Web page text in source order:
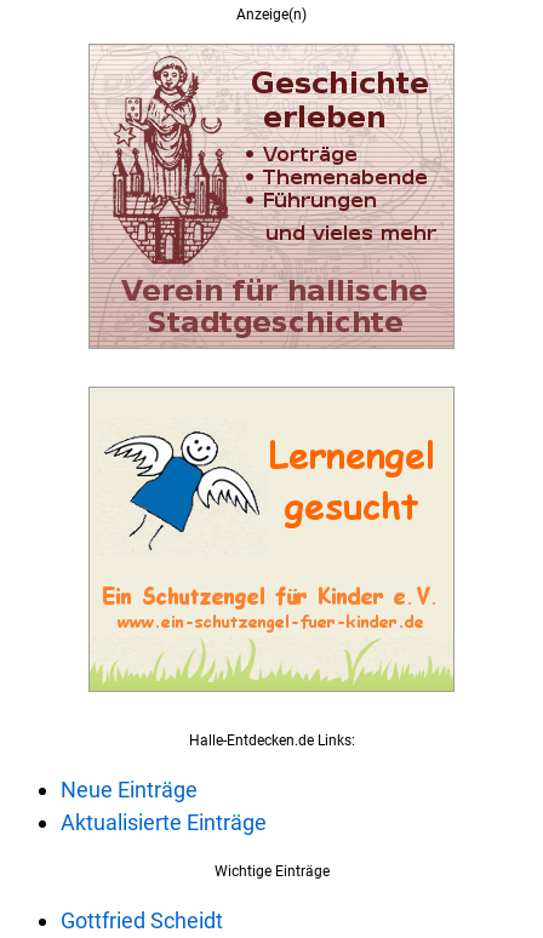
Anzeige(n)
Halle-Entdecken.de Links:
Neue Einträge
Aktualisierte Einträge
Wichtige Einträge
Gottfried Scheidt